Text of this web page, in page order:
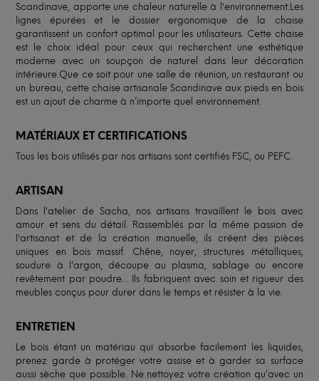
Scandinave, apporte une chaleur naturelle à l'environnement.Les
lignes épurées et le dossier ergonomique de la chaise
garantissent un confort optimal pour les utilisateurs. Cette chaise
est le choix idéal pour ceux qui recherchent une esthétique
moderne avec un soupçon de naturel dans leur décoration
intérieure.Que ce soit pour une salle de réunion, un restaurant ou
un bureau, cette chaise artisanale Scandinave aux pieds en bois
est un ajout de charme à n’importe quel environnement.
MATÉRIAUX ET CERTIFICATIONS
Tous les bois utilisés par nos artisans sont certifiés FSC, ou PEFC.
ARTISAN
Dans l'atelier de Sacha, nos artisans travaillent le bois avec
amour et sens du détail. Rassemblés par la même passion de
l'artisanat et de la création manuelle, ils créent des pièces
uniques en bois massif. Chêne, noyer, structures métalliques,
soudure à l'argon, découpe au plasma, sablage ou encore
revêtement par poudre... Ils fabriquent avec soin et rigueur des
meubles conçus pour durer dans le temps et résister à la vie.
ENTRETIEN
Le bois étant un matériau qui absorbe facilement les liquides,
prenez garde à protéger votre assise et à garder sa surface
aussi sèche que possible. Ne nettoyez votre création qu’avec un